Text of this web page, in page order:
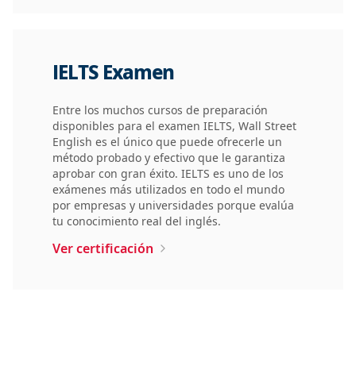
IELTS Examen
Entre los muchos cursos de preparación
disponibles para el examen IELTS, Wall Street
English es el único que puede ofrecerle un
método probado y efectivo que le garantiza
aprobar con gran éxito. IELTS es uno de los
exámenes más utilizados en todo el mundo
por empresas y universidades porque evalúa
tu conocimiento real del inglés.
Ver certificación